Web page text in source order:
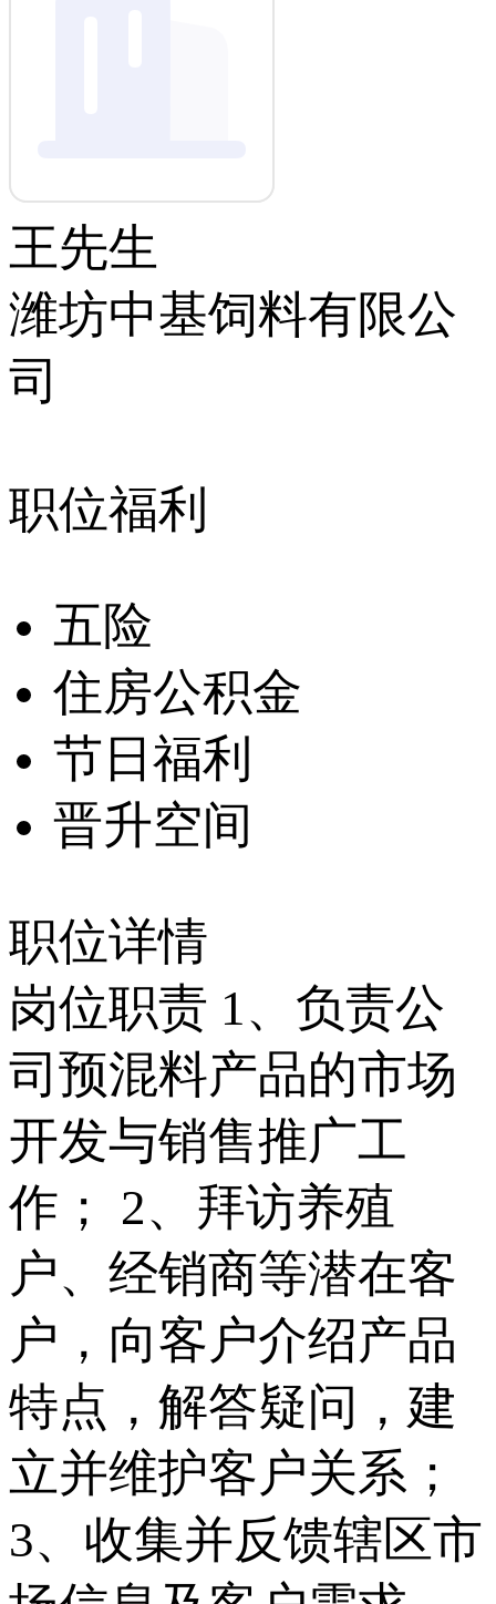
王先生
潍坊中基饲料有限公
司
职位福利
五险
住房公积金
节日福利
晋升空间
职位详情
岗位职责 1、负责公
司预混料产品的市场
开发与销售推广工
作； 2、拜访养殖
户、经销商等潜在客
户，向客户介绍产品
特点，解答疑问，建
立并维护客户关系；
3、收集并反馈辖区市